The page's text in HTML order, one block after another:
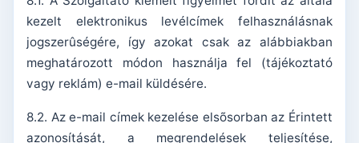
kezelt elektronikus levélcímek felhasználásnak
jogszerûségére, így azokat csak az alábbiakban
meghatározott módon használja fel (tájékoztató
vagy reklám) e-mail küldésére.
8.2. Az e-mail címek kezelése elsõsorban az Érintett
azonosítását, a megrendelések teljesítése,